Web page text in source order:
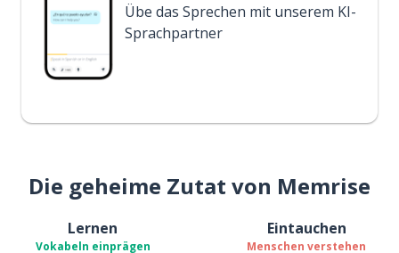
Übe das Sprechen mit unserem KI-
Sprachpartner
Die geheime Zutat von Memrise
Lernen
Vokabeln einprägen
Eintauchen
Menschen verstehen